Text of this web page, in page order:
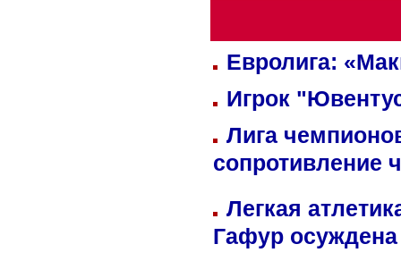
Евролига:
Игрок
Лига
сопротивление
Легкая
Гафур осуждена